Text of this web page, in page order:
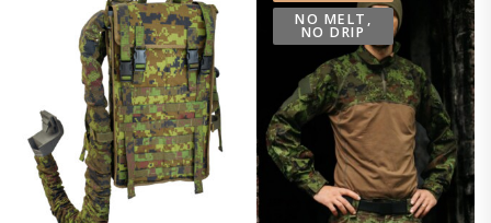
NO MELT,
NO DRIP